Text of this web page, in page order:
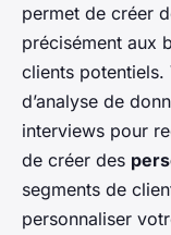
permet de créer
précisément aux
clients
d’analyse de
interviews pour
de créer des
segments de
personnaliser